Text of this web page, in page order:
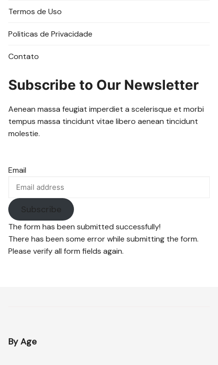
Termos de Uso
Politicas de Privacidade
Contato
Subscribe to Our Newsletter
Aenean massa feugiat imperdiet a scelerisque et morbi
tempus massa tincidunt vitae libero aenean tincidunt
molestie.
Email
Subscribe
The form has been submitted successfully!
There has been some error while submitting the form.
Please verify all form fields again.
By Age